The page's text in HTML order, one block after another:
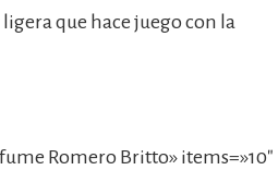
ligera que hace juego con la
Romero Britto» items=»10″